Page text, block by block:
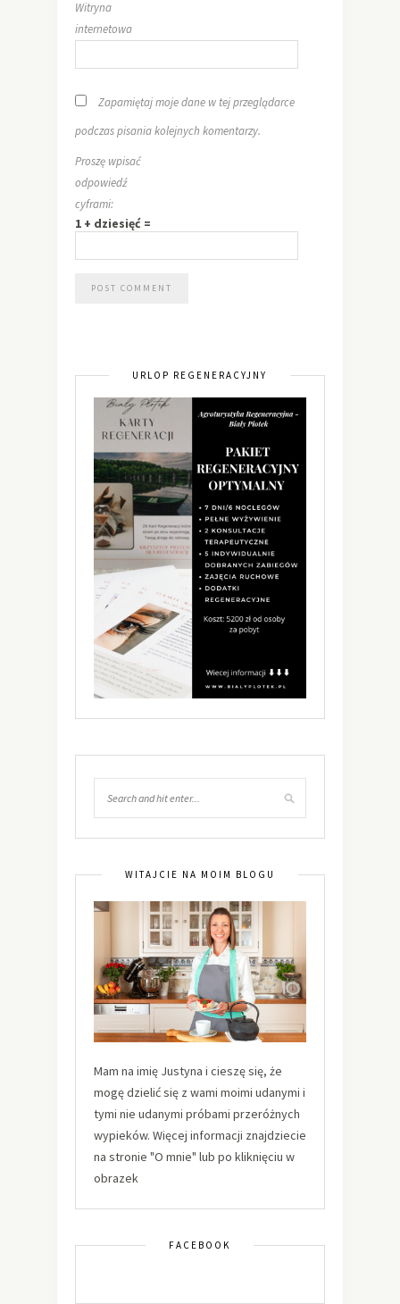
Witryna
internetowa
Zapamiętaj moje dane w tej przeglądarce
podczas pisania kolejnych komentarzy.
Proszę wpisać
odpowiedź
cyframi:
1 + dziesięć =
URLOP REGENERACYJNY
WITAJCIE NA MOIM BLOGU
Mam na imię Justyna i cieszę się, że
mogę dzielić się z wami moimi udanymi i
tymi nie udanymi próbami przeróżnych
wypieków. Więcej informacji znajdziecie
na stronie "O mnie" lub po kliknięciu w
obrazek
FACEBOOK